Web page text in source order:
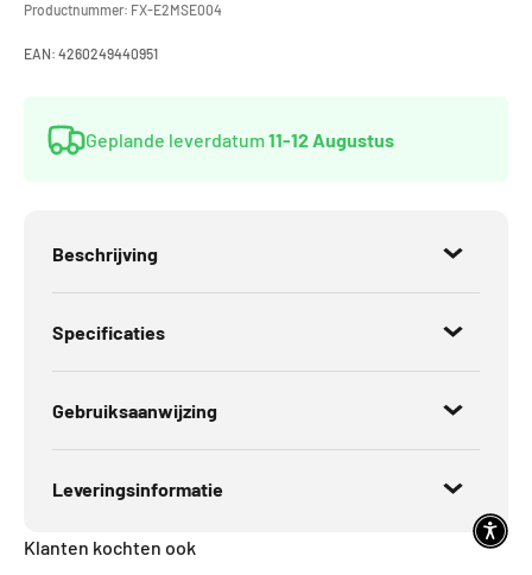
Productnummer: FX-E2MSE004
EAN: 4260249440951
Geplande leverdatum11-12 Augustus
Beschrijving
Specificaties
Gebruiksaanwijzing
Leveringsinformatie
Klanten kochten ook